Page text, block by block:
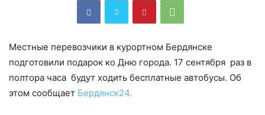
Местные перевозчики в курортном Бердянске
подготовили подарок ко Дню города. 17 сентября раз в
полтора часа будут ходить бесплатные автобусы. Об
этом сообщает Бердянск24.